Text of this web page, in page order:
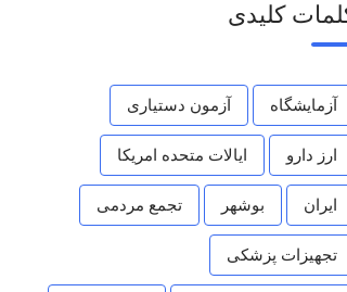
کلیدی
آزمایشگاه آزمون دستیاری
ارز دارو ایالات متحده امریکا
ایران بوشهر تجمع مردمی
تجهیزات پزشکی